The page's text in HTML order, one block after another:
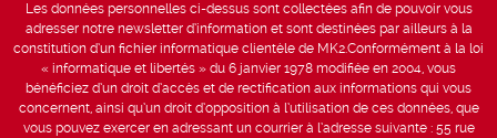
Les données personnelles ci-dessus sont collectées afin de pouvoir vous
adresser notre newsletter d’information et sont destinées par ailleurs à la
constitution d’un fichier informatique clientèle de MK2.Conformément à la loi
« informatique et libertés » du 6 janvier 1978 modifiée en 2004, vous
bénéficiez d’un droit d’accès et de rectification aux informations qui vous
concernent, ainsi qu’un droit d’opposition à l’utilisation de ces données, que
vous pouvez exercer en adressant un courrier à l’adresse suivante : 55 rue